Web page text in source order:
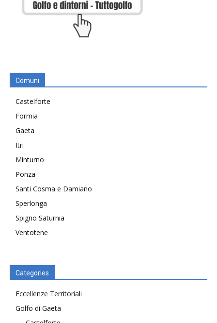
Comuni
Castelforte
Formia
Gaeta
Itri
Minturno
Ponza
Santi Cosma e Damiano
Sperlonga
Spigno Saturnia
Ventotene
Categories
Eccellenze Territoriali
Golfo di Gaeta